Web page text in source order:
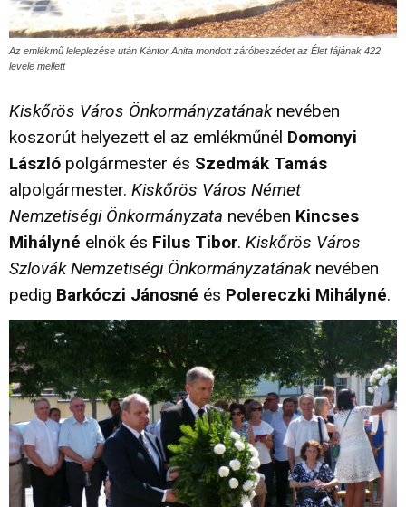
Az emlékmű leleplezése után Kántor Anita mondott záróbeszédet az Élet fájának 422
levele mellett
Kiskőrös Város Önkormányzatánaknevében
koszorút helyezett el az emlékműnél Domonyi
László polgármester és Szedmák Tamás
alpolgármester. Kiskőrös Város Német
Nemzetiségi Önkormányzata nevében Kincses
Mihályné elnök és Filus Tibor. Kiskőrös Város
Szlovák Nemzetiségi Önkormányzatának nevében
pedig Barkóczi Jánosné és Polereczki Mihályné.